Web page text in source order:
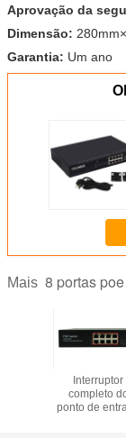
Aprovação da
Dimensão:
Garantia: Um ano
Mais 8 portas
Interruptor
completo
ponto de